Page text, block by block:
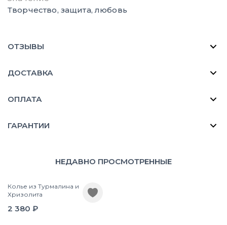
Творчество, защита, любовь
ОТЗЫВЫ
ДОСТАВКА
ОПЛАТА
ГАРАНТИИ
НЕДАВНО ПРОСМОТРЕННЫЕ
Колье из Турмалина и
Хризолита
2 380 ₽